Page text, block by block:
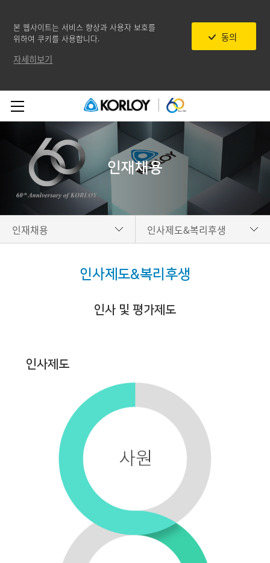
본 웹사이트는 서비스 향상과 사용자 보호를
위하여 쿠키를 사용합니다.
동의
자세히보기
인재채용
인재채용
고객지원
인사제도&복리후생
인재상
직무소개
인사제도&복리후생
인사 및 평가제도
인사제도